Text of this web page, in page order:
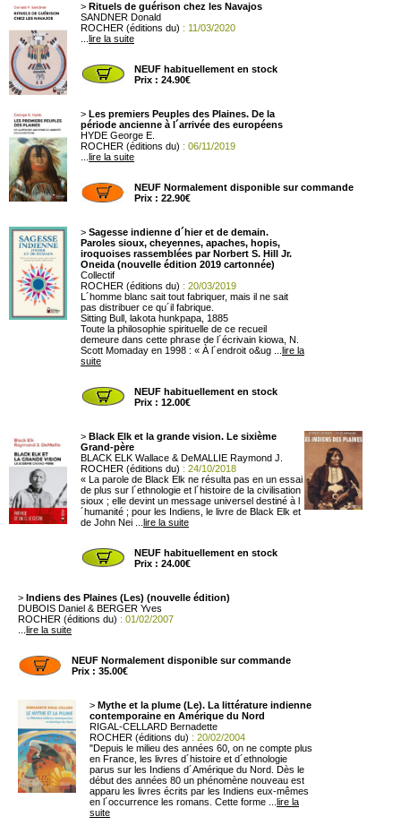
> Rituels de guérison chez les Navajos
SANDNER Donald
ROCHER (éditions du) : 11/03/2020
lire la suite
NEUF habituellement en stock
Prix : 24.90€
> Les premiers Peuples des Plaines. De la
période ancienne à l´arrivée des européens
HYDE George E.
ROCHER (éditions du) : 06/11/2019
lire la suite
NEUF Normalement disponible sur commande
Prix : 22.90€
> Sagesse indienne d´hier et de demain.
Paroles sioux, cheyennes, apaches, hopis,
iroquoises rassemblées par Norbert S. Hill Jr.
Oneida (nouvelle édition 2019 cartonnée)
Collectif
ROCHER (éditions du) : 20/03/2019
L´homme blanc sait tout fabriquer, mais il ne sait
pas distribuer ce qu´il fabrique.
Sitting Bull, lakota hunkpapa, 1885
Toute la philosophie spirituelle de ce recueil
demeure dans cette phrase de l´écrivain kiowa, N.
Scott Momaday en 1998 : « À l´endroit o&ug ... lire la
suite
NEUF habituellement en stock
Prix : 12.00€
> Black Elk et la grande vision. Le sixième
Grand-père
BLACK ELK Wallace & DeMALLIE Raymond J.
ROCHER (éditions du) : 24/10/2018
« La parole de Black Elk ne résulta pas en un essai
de plus sur l´ethnologie et l´histoire de la civilisation
sioux ; elle devint un message universel destiné à l
´humanité ; pour les Indiens, le livre de Black Elk et
de John Nei ... lire la suite
NEUF habituellement en stock
Prix : 24.00€
> Indiens des Plaines (Les) (nouvelle édition)
DUBOIS Daniel & BERGER Yves
ROCHER (éditions du) : 01/02/2007
lire la suite
NEUF Normalement disponible sur commande
Prix : 35.00€
> Mythe et la plume (Le). La littérature indienne
contemporaine en Amérique du Nord
RIGAL-CELLARD Bernadette
ROCHER (éditions du) : 20/02/2004
"Depuis le milieu des années 60, on ne compte plus
en France, les livres d´histoire et d´ethnologie
parus sur les Indiens d´Amérique du Nord. Dès le
début des années 80 un phénomène nouveau est
apparu les livres écrits par les Indiens eux-mêmes
en l´occurrence les romans. Cette forme ... lire la
suite